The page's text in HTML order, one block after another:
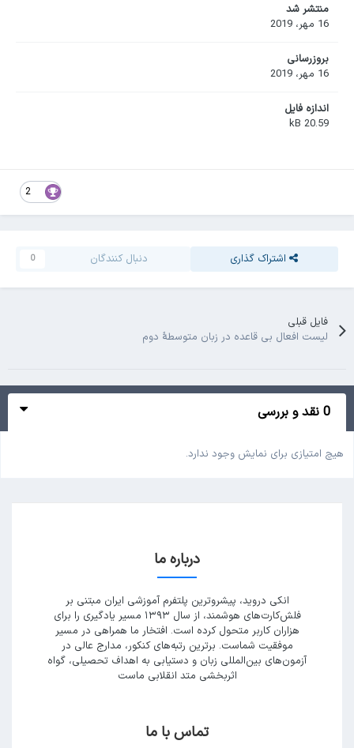
منتشر شد
16 مهر، 2019
بروزرسانی
16 مهر، 2019
اندازه فایل
20.59 kB
2
اشتراک گذاری دنبال کنندگان 0
فایل قبلی
لیست افعال بی قاعده در زبان متوسطۀ دوم
0 نقد و بررسی
هیچ امتیازی برای نمایش وجود ندارد.
درباره ما
انکی دروید، پیشروترین پلتفرم آموزشی ایران مبتنی بر
فلش‌کارت‌های هوشمند، از سال ۱۳۹۳ مسیر یادگیری را برای
هزاران کاربر متحول کرده است. افتخار ما همراهی در مسیر
موفقیت شماست. برترین رتبه‌های کنکور، مدارج عالی در
آزمون‌های بین‌المللی زبان و دستیابی به اهداف تحصیلی، گواه
اثربخشی متد انقلابی ماست
تماس با ما